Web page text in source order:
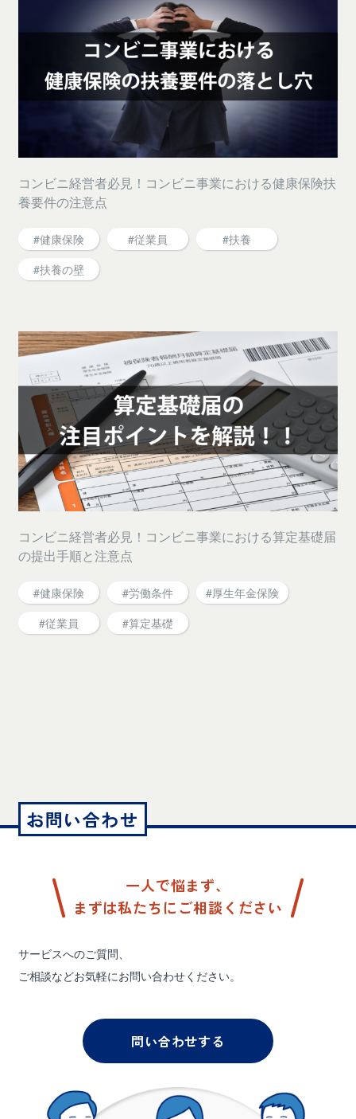
コンビニ経営者必見！コンビニ事業における健康保険扶
養要件の注意点
#健康保険 #従業員
#扶養
#扶養の壁
コンビニ経営者必見！コンビニ事業における算定基礎届
の提出手順と注意点
#健康保険 #労働条件
#厚生年金保険
#従業員
#算定基礎
お問い合わせ
一人で悩まず、
まずは私たちにご相談ください
サービスへのご質問、
ご相談などお気軽にお問い合わせください。
問い合わせする